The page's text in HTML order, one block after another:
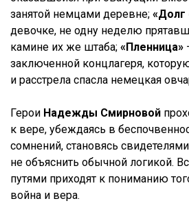
занятой немцами деревне; «Долг
девочке, не одну неделю
камине их же штаба; «Пленница»
заключенной концлагеря,
и расстрела спасла немецкая
Герои Надежды Смирновой
к вере, убеждаясь в
сомнений, становясь
не объяснить обычной логикой.
путями приходят к пониманию
война и вера.